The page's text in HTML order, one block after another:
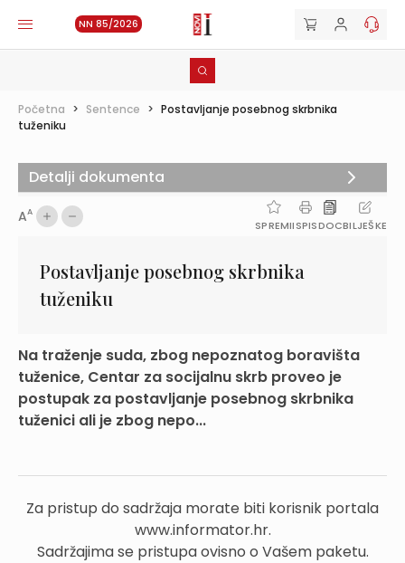
NN 85/2026
Početna > Sentence > Postavljanje posebnog skrbnika
tuženiku
AA
SPREMIISPISDOCBILJEŠKE
Postavljanje posebnog skrbnika
tuženiku
Na traženje suda, zbog nepoznatog boravišta
tuženice, Centar za socijalnu skrb proveo je
postupak za postavljanje posebnog skrbnika
tuženici ali je zbog nepo...
Za pristup do sadržaja morate biti korisnik portala
www.informator.hr.
Sadržajima se pristupa ovisno o Vašem paketu.
Detalji dokumenta